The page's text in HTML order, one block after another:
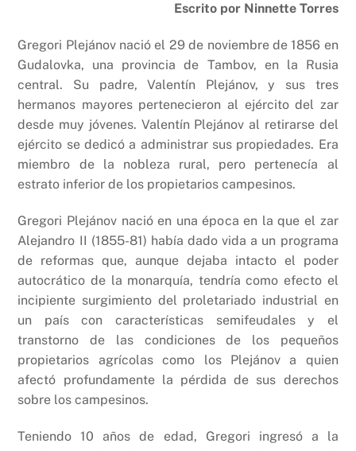
e
b
o
o
k
s
A
p
p
p
y
Li
n
k
Escrito por Ninnette Torres
Gregori Plejánov nació el 29 de noviembre de 1856 en
Gudalovka, una provincia de Tambov, en la Rusia
central. Su padre, Valentín Plejánov, y sus tres
hermanos mayores pertenecieron al ejército del zar
desde muy jóvenes. Valentín Plejánov al retirarse del
ejército se dedicó a administrar sus propiedades. Era
miembro de la nobleza rural, pero pertenecía al
estrato inferior de los propietarios campesinos.
Gregori Plejánov nació en una época en la que el zar
Alejandro II (1855-81) había dado vida a un programa
de reformas que, aunque dejaba intacto el poder
autocrático de la monarquía, tendría como efecto el
incipiente surgimiento del proletariado industrial en
un país con características semifeudales y el
transtorno de las condiciones de los pequeños
propietarios agrícolas como los Plejánov a quien
afectó profundamente la pérdida de sus derechos
sobre los campesinos.
Teniendo 10 años de edad, Gregori ingresó a la